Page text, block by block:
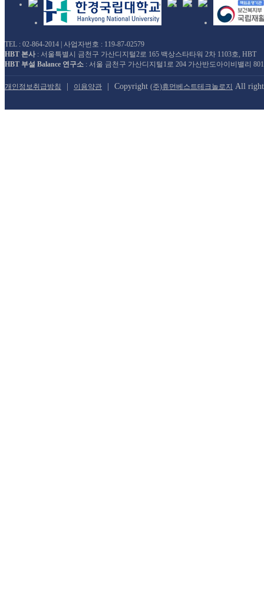
TEL : 02-864-2014 | 사업자번호 : 119-87-02579
HBT 본사: 서울특별시 금천구 가산디지털2로 165 백상스타타워 2차 1103호, HBT
HBT 부설 Balance 연구소 : 서울 금천구 가산디지털1로 204 가산반도아이비밸리
개인정보취급방침 이용약관 Copyright (주)휴먼베스트테크놀로지 All right